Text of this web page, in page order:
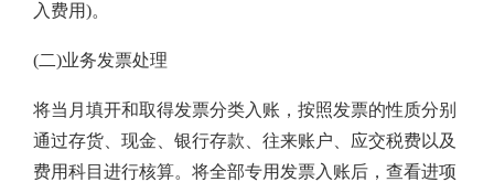
入费用)。
(二)业务发票处理
将当月填开和取得发票分类入账，按照发票的性质分别
通过存货、现金、银行存款、往来账户、应交税费以及
费用科目进行核算。将全部专用发票入账后，查看进项